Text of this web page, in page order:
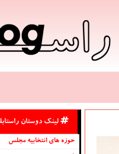
لینک دوستان
حوزه های انتخابیه مجلس